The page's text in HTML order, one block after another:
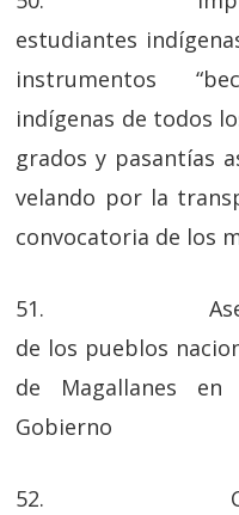
estudiantes
instrumentos
indígenas de todos
grados y pasantías
velando por la
convocatoria de los
51. Asegurar
de los pueblos
de Magallanes en
Gobierno
52.